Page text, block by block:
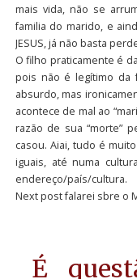
mais vida, não se
familia do marido, e
JESUS, já não basta
O filho praticamente é
pois não é legítimo da
absurdo, mas
acontece de mal ao
razão de sua “morte”
casou. Aiai, tudo é
iguais, até numa
endereço/país/cultura.
Next post falarei sbre o
É